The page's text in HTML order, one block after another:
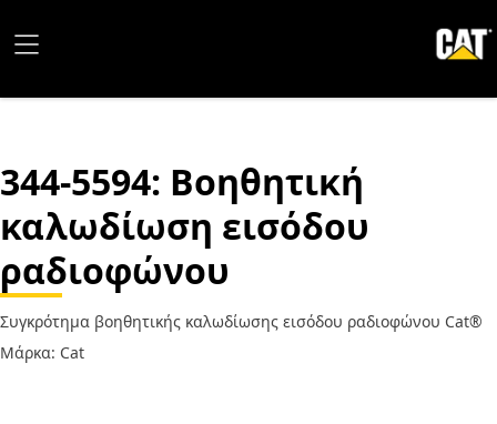
344-5594: Βοηθητική
καλωδίωση εισόδου
ραδιοφώνου
Συγκρότημα βοηθητικής καλωδίωσης εισόδου ραδιοφώνου Cat®
Μάρκα: Cat